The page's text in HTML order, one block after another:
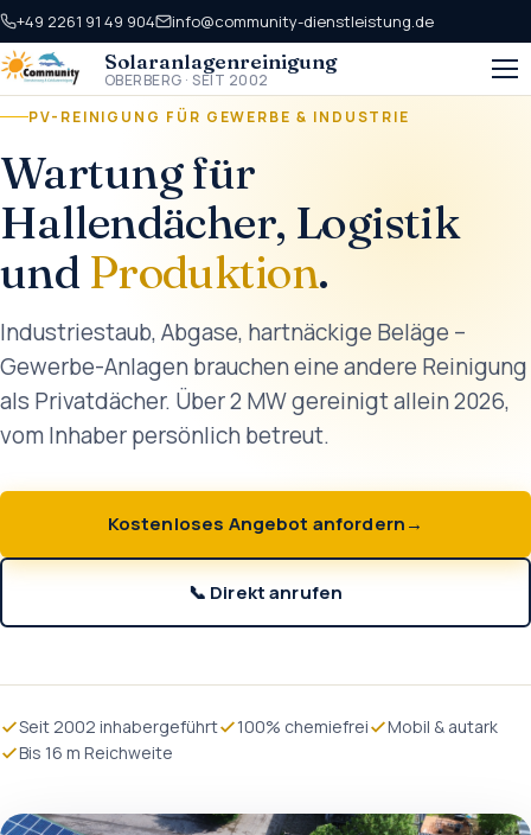
+49 2261 91 49 904 info@community-dienstleistung.de
Solaranlagen­reinigung
OBERBERG · SEIT 2002
PV-REINIGUNG FÜR GEWERBE & INDUSTRIE
Wartung für
Hallendächer, Logistik
undProduktion.
Industriestaub, Abgase, hartnäckige Beläge –
Gewerbe-Anlagen brauchen eine andere Reinigung
als Privatdächer. Über 2 MW gereinigt allein 2026,
vom Inhaber persönlich betreut.
Kostenloses Angebot anfordern
📞 Direkt anrufen
Seit 2002 inhabergeführt 100% chemiefrei
Mobil & autark
Bis 16 m Reichweite